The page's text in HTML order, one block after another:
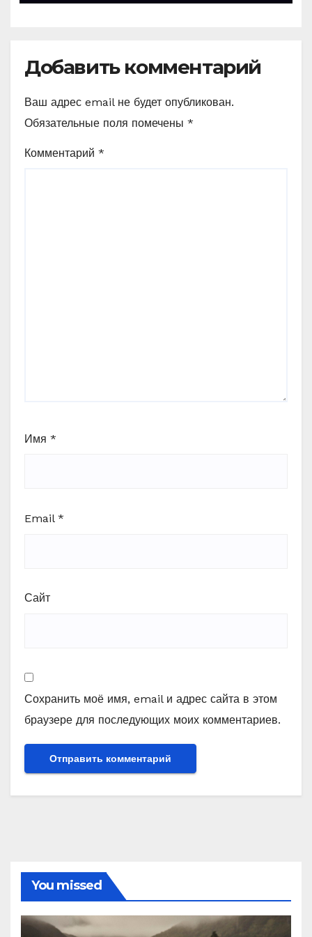
Добавить комментарий
Ваш адрес email не будет опубликован.
Обязательные поля помечены *
Комментарий *
Имя *
Email *
Сайт
Сохранить моё имя, email и адрес сайта в этом
браузере для последующих моих комментариев.
You missed